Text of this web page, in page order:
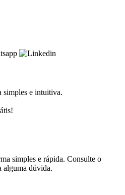
simples e intuitiva.
simples e rápida. Consulte o
alguma dúvida.